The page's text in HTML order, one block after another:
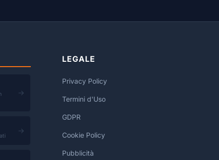
→
→
LEGALE
Privacy Policy
Termini d'Uso
GDPR
Cookie Policy
Pubblicità